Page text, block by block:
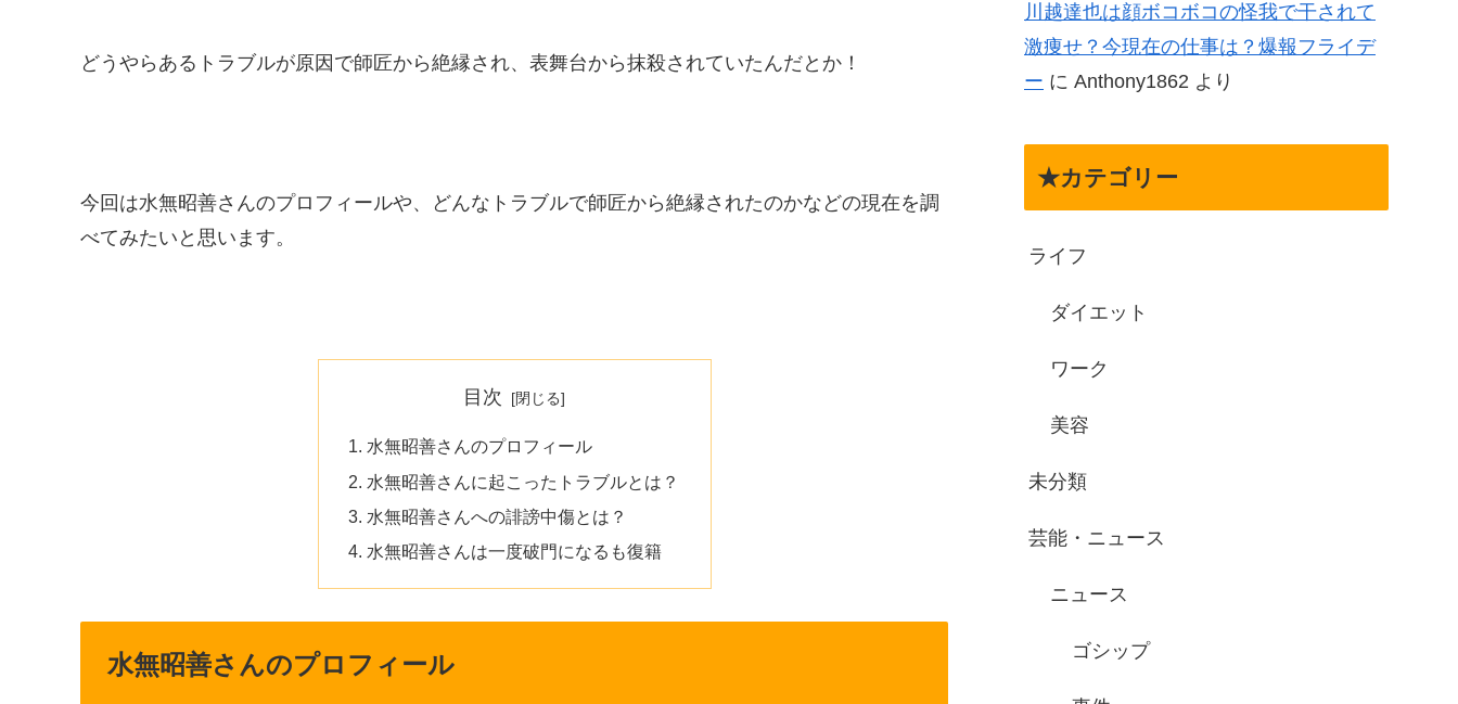
どうやらあるトラブルが原因で師匠から絶縁され、表舞台から抹殺されていたんだとか！
今回は水無昭善さんのプロフィールや、どんなトラブルで師匠から絶縁されたのかなどの現在を調
べてみたいと思います。
目次
水無昭善さんのプロフィール
水無昭善さんに起こったトラブルとは？
水無昭善さんへの誹謗中傷とは？
水無昭善さんは一度破門になるも復籍
水無昭善さんのプロフィール
川越達也は顔ボコボコの怪我で干されて
激痩せ？今現在の仕事は？爆報フライデ
ー に Anthony1862 より
★カテゴリー
ライフ
ダイエット
ワーク
美容
未分類
芸能・ニュース
ニュース
ゴシップ